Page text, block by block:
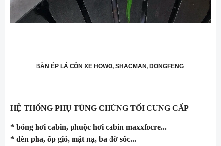
BÀN ÉP LÁ CÔN XE HOWO, SHACMAN, DONGFENG.
HỆ THỐNG PHỤ TÙNG CHÚNG TỐI CUNG CẤP
* bóng hơi cabin, phuộc hơi cabin maxxfocre...
* đèn pha, ốp gió, mặt nạ, ba đờ sốc...